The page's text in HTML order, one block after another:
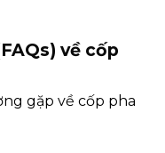
về cốp
gặp về cốp pha